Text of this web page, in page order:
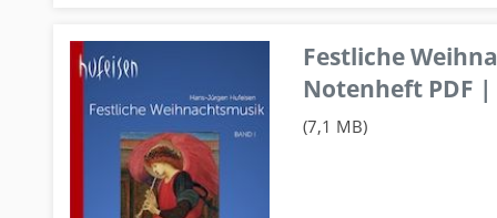
Festliche
Notenheft PDF
(7,1 MB)